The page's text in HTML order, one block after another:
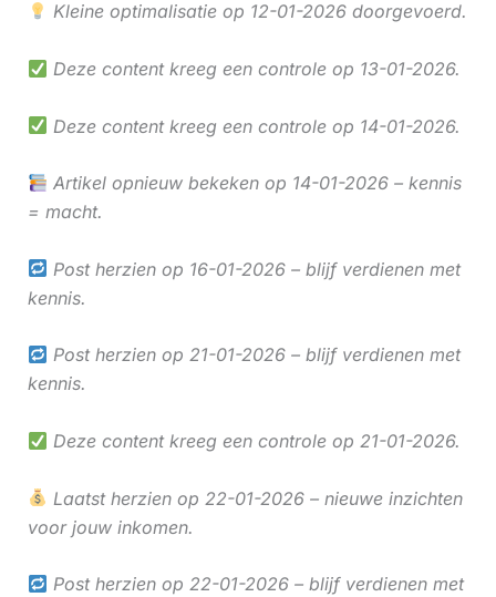
Kleine optimalisatie op 12-01-2026 doorgevoerd.
Deze content kreeg een controle op 13-01-2026.
Deze content kreeg een controle op 14-01-2026.
Artikel opnieuw bekeken op 14-01-2026 – kennis
= macht.
Post herzien op 16-01-2026 – blijf verdienen met
kennis.
Post herzien op 21-01-2026 – blijf verdienen met
kennis.
Deze content kreeg een controle op 21-01-2026.
Laatst herzien op 22-01-2026 – nieuwe inzichten
voor jouw inkomen.
Post herzien op 22-01-2026 – blijf verdienen met